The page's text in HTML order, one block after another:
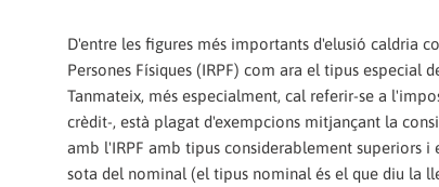
D'entre les figures més importants d'elusió caldria
Persones Físiques (IRPF) com ara el tipus
Tanmateix, més especialment, cal referir-se a
crèdit-, està plagat d'exempcions mitjançant la
amb l'IRPF amb tipus considerablement superiors
sota del nominal (el tipus nominal és el que diu la